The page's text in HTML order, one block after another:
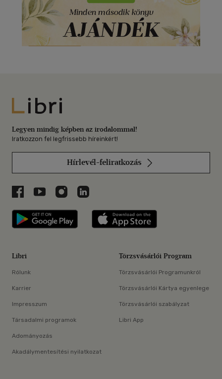
Libri
Legyen mindig képben az irodalommal!
Iratkozzon fel legfrissebb híreinkért!
Hírlevél-feliratkozás
Libri a Facebookon
Libri a Youtube-on
Libri az Instagramon
Libri a LinkedInen
Libri applikáció Szerezd meg: Google
Libri
Rólunk
Karrier
Impresszum
Társadalmi programok
Adományozás
Akadálymentesítési nyilatkozat
Törzsvásárlói Program
Törzsvásárlói Programunkról
Törzsvásárlói Kártya egyenlege
Törzsvásárlói szabályzat
Libri App